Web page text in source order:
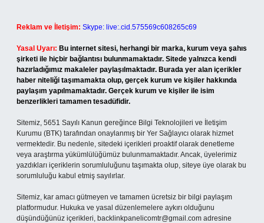
Reklam ve İletişim: Skype: live:.cid.575569c608265c69
Yasal Uyarı: Bu internet sitesi, herhangi bir marka, kurum veya şahıs
şirketi ile hiçbir bağlantısı bulunmamaktadır. Sitede yalnızca kendi
hazırladığımız makaleler paylaşılmaktadır. Burada yer alan içerikler
haber niteliği taşımamakta olup, gerçek kurum ve kişiler hakkında
paylaşım yapılmamaktadır. Gerçek kurum ve kişiler ile isim
benzerlikleri tamamen tesadüfidir.
Sitemiz, 5651 Sayılı Kanun gereğince Bilgi Teknolojileri ve İletişim
Kurumu (BTK) tarafından onaylanmış bir Yer Sağlayıcı olarak hizmet
vermektedir. Bu nedenle, sitedeki içerikleri proaktif olarak denetleme
veya araştırma yükümlülüğümüz bulunmamaktadır. Ancak, üyelerimiz
yazdıkları içeriklerin sorumluluğunu taşımakta olup, siteye üye olarak bu
sorumluluğu kabul etmiş sayılırlar.
Sitemiz, kar amacı gütmeyen ve tamamen ücretsiz bir bilgi paylaşım
platformudur. Hukuka ve yasal düzenlemelere aykırı olduğunu
düşündüğünüz içerikleri, backlinkpanelicomtr@gmail.com adresine